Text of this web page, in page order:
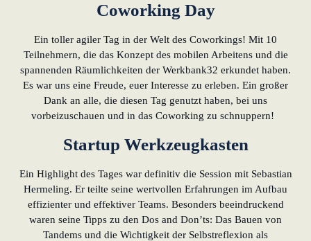
Coworking Day
Ein toller agiler Tag in der Welt des Coworkings! Mit 10
Teilnehmern, die das Konzept des mobilen Arbeitens und die
spannenden Räumlichkeiten der Werkbank32 erkundet haben.
Es war uns eine Freude, euer Interesse zu erleben. Ein großer
Dank an alle, die diesen Tag genutzt haben, bei uns
vorbeizuschauen und in das Coworking zu schnuppern!
Startup Werkzeugkasten
Ein Highlight des Tages war definitiv die Session mit Sebastian
Hermeling. Er teilte seine wertvollen Erfahrungen im Aufbau
effizienter und effektiver Teams. Besonders beeindruckend
waren seine Tipps zu den Dos and Don’ts: Das Bauen von
Tandems und die Wichtigkeit der Selbstreflexion als